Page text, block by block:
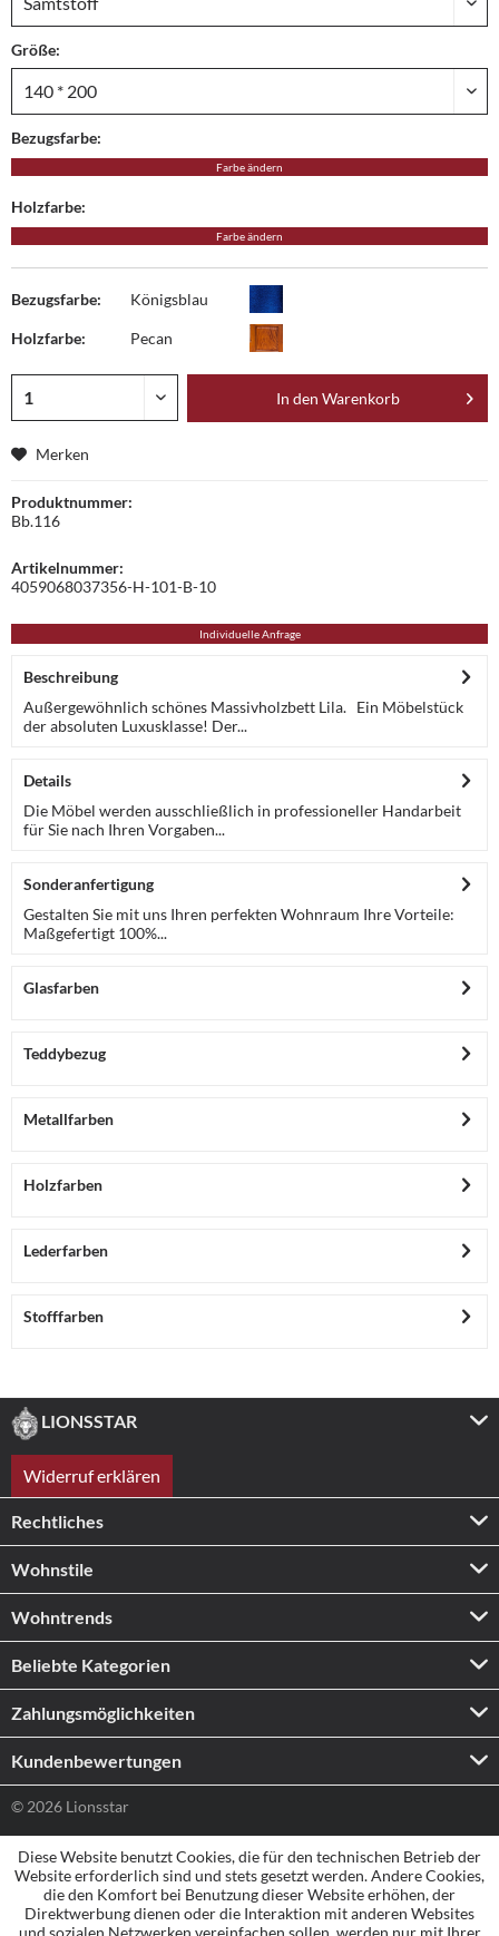
Größe:
Bezugsfarbe:
Farbe ändern
Holzfarbe:
Farbe ändern
Bezugsfarbe: Königsblau
Holzfarbe: Pecan
In den Warenkorb
Merken
Produktnummer:
Bb.116
Artikelnummer:
4059068037356-H-101-B-10
Individuelle Anfrage
Beschreibung
Außergewöhnlich schönes Massivholzbett Lila. Ein Möbelstück
der absoluten Luxusklasse! Der...
Details
Die Möbel werden ausschließlich in professioneller Handarbeit
für Sie nach Ihren Vorgaben...
Sonderanfertigung
Gestalten Sie mit uns Ihren perfekten Wohnraum Ihre Vorteile:
Maßgefertigt 100%...
Glasfarben
Teddybezug
Metallfarben
Holzfarben
Lederfarben
Stofffarben
LIONSSTAR
Widerruf erklären
Rechtliches
Wohnstile
Wohntrends
Beliebte Kategorien
Zahlungs­möglichkeiten
Kundenbewertungen
© 2026 Lionsstar
Diese Website benutzt Cookies, die für den technischen Betrieb der
Website erforderlich sind und stets gesetzt werden. Andere Cookies,
die den Komfort bei Benutzung dieser Website erhöhen, der
Direktwerbung dienen oder die Interaktion mit anderen Websites
und sozialen Netzwerken vereinfachen sollen, werden nur mit Ihrer